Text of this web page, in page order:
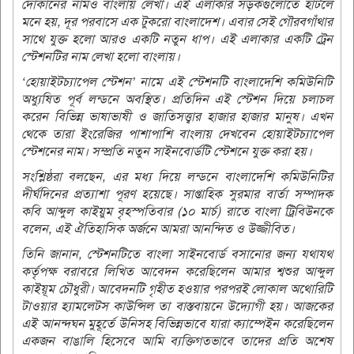
দোকানের নামও বাংলায় লেখা। এই এলাকার সড়কগুলোতে হাঁটলে
মনে হয়, দূর পরবাসে এক টুকরো বাংলাদেশ। এবার সেই গৌরবগাঁথার
সাথে যুক্ত হলো আরও একটি নতুন ধাপ। এই এলাকার একটি ট্রেন
স্টেশনটির নাম লেখা হলো বাংলায়।
‘হোয়াইটচ্যাপেল স্টেশন’ নামে এই স্টেশনটি বাংলাদেশি কমিউনিটি
অধ্যুষিত পূর্ব লন্ডনে অবস্থিত। প্রতিদিন এই স্টেশন দিয়ে চলাচল
করেন বিভিন্ন ভাষাভাষী ও জাতিসত্ত্বার হাজার হাজার মানুষ। এখন
থেকে তারা ইংরেজির পাশাপাশি বাংলায় দেখবেন হোয়াইটচ্যাপেল
স্টেশনের নাম। সম্প্রতি নতুন সাইন‌বোর্ডটি স্টেশ‌নে যুক্ত করা হয়।
সংশ্লিষ্ঠরা বলছেন, এর মধ্য দিয়ে লন্ড‌নে বাংলাদেশি কমিউনিটির
দীর্ঘদি‌নের প্রত‌্যাশা পূরণ হয়েছে। সাপ্তা‌হিক সুরমার বার্তা সম্পাদক
ক‌বি আব্দুল কাইয়ুম বৃহস্প‌তিবার (১০ মার্চ) রা‌তে বাংলা ট্রিবিউন‌কে
ব‌লেন, এই ঐতিহাসিক অর্জনে আমরা আনন্দিত ও উজ্জীবিত।
তি‌নি জানান, স্টেশনটিতে বাংলা সাইনবোর্ড বসানোর জন্য যথাযথ
কর্তৃপক্ষ বরাবরে লিখিত আবেদন করেছিলেন আমার শ্বশুর আব্দুল
কাইয়ূম চৌধুরী। আবেদনটি গৃহীত হওয়ার পরপরই লোকাল অথোরিটি
টাওয়ার হ্যামলেটস কাউন্সিল তা বাস্তবায়নে উদ্যোগী হয়। আজকের
এই আনন্দঘন মুহূর্তে উনিসহ বিভিন্নভাবে যারা ক্যাম্পেইন করেছিলেন
একজন বাঙালি হিসেবে আমি ব্যক্তিগতভাবে তাদের প্রতি অশেষ